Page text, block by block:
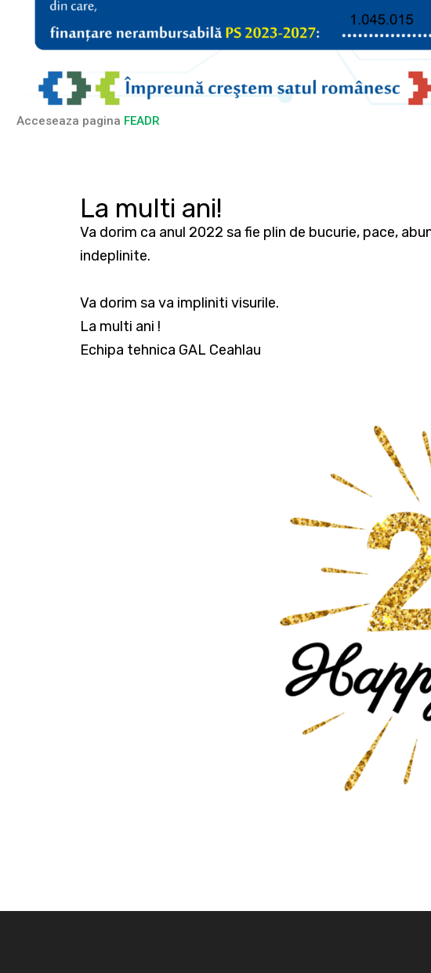
Acceseaza pagina FEADR
La multi ani!
Va dorim ca anul 2022 sa fie plin de bucurie, pace,
indeplinite.
Va dorim sa va impliniti visurile.
La multi ani !
Echipa tehnica GAL Ceahlau